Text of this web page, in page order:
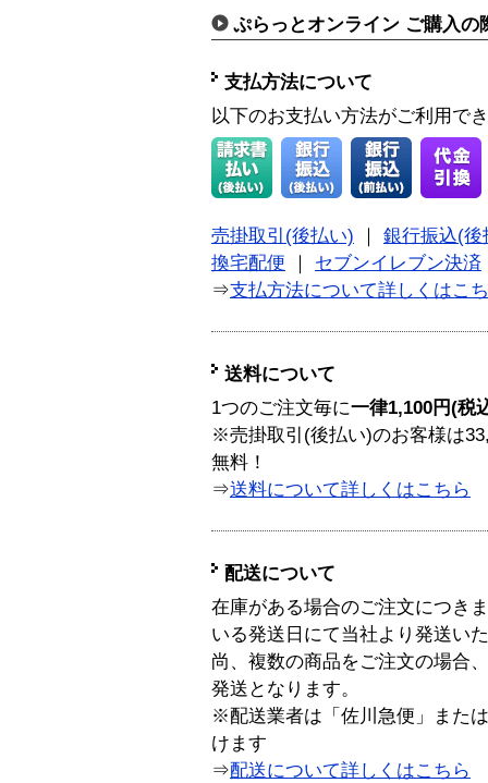
ぷらっとオンライン ご購入の
支払方法について
以下のお支払い方法がご利用で
売掛取引(後払い)
銀行振込(後
換宅配便
セブンイレブン決済
⇒支払方法について詳しくはこ
送料について
1つのご注文毎に一律1,100円(税
※売掛取引(後払い)のお客様は
無料！
⇒送料について詳しくはこちら
配送について
在庫がある場合のご注文につき
いる発送日にて当社より発送い
尚、複数の商品をご注文の場合
発送となります。
※配送業者は「佐川急便」また
けます
⇒配送について詳しくはこちら